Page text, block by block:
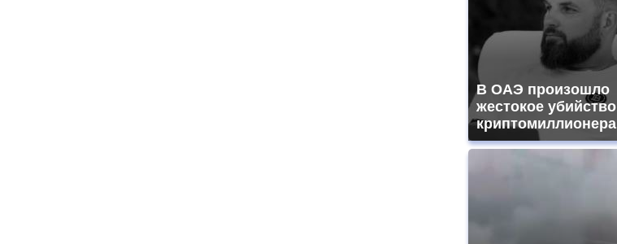
В ОАЭ произошло
жестокое убийство
криптомиллионера